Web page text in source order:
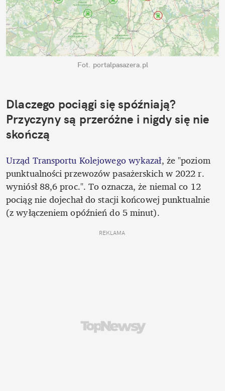
Fot. portalpasazera.pl
Dlaczego pociągi się spóźniają?
Przyczyny są przeróżne i nigdy się nie
skończą
Urząd Transportu Kolejowego wykazał, że "poziom
punktualności przewozów pasażerskich w 2022 r.
wyniósł 88,6 proc.". To oznacza, że niemal co 12
pociąg nie dojechał do stacji końcowej punktualnie
(z wyłączeniem opóźnień do 5 minut).
REKLAMA